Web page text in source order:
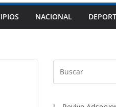
NACIONAL